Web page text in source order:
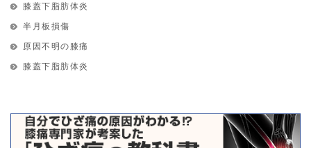
膝蓋下脂肪体炎
半月板損傷
原因不明の膝痛
膝蓋下脂肪体炎